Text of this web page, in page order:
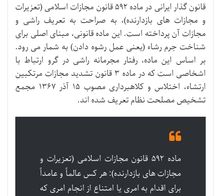
قانون گذار ایرانی در ماده ۵۹۲ قانون مجازات اسلامی (تعزیرات
و مجازات های بازدارنده)، به صراحت به تعریف راشی و
مجازات آن پرداخته است. این ماده قانونی، مبنای اصلی برای
شناخت جرم رشاء (یعنی عمل رشوه دادن) به شمار می رود.
بر اساس این ماده، رفتار مجرمانه راشی در گرو ارتباط با
اشخاصی است که در ماده ۳ قانون تشدید مجازات مرتکبین
ارتشاء، اختلاس و کلاهبرداری مصوب ۱۵ آذر ۱۳۶۷ مجمع
تشخیص مصلحت نظام تعریف شده اند.
ماده ۵۹۲ قانون مجازات اسلامی (تعزیرات و
مجازات های بازدارنده): هر کس عالماً و عامداً
برای اقدام به امری یا امتناع از انجام امری که